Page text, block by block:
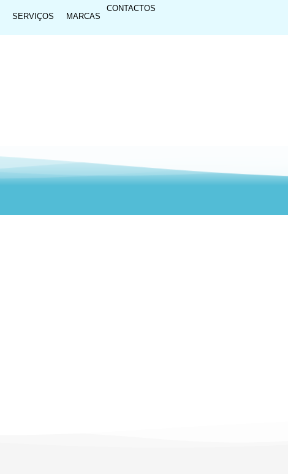
SERVIÇOS MARCAS
CONTACTOS